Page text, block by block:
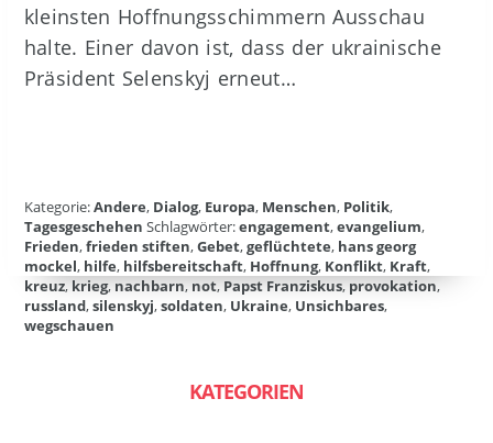
kleinsten Hoffnungsschimmern Ausschau
halte. Einer davon ist, dass der ukrainische
Präsident Selenskyj erneut…
Kategorie:Andere, Dialog, Europa, Menschen, Politik,
Tagesgeschehen Schlagwörter:engagement,evangelium,
Frieden,frieden stiften,Gebet,geflüchtete, hans georg
mockel, hilfe, hilfsbereitschaft, Hoffnung, Konflikt, Kraft,
kreuz, krieg,nachbarn,not,Papst Franziskus,provokation,
russland,silenskyj,soldaten, Ukraine, Unsichbares,
wegschauen
KATEGORIEN